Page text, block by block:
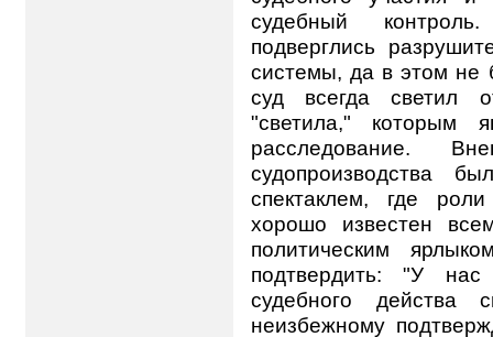
судебный
подверглись
системы, да в этом не
суд всегда светил
"светила," которым
расследование.
судопроизводства
спектаклем, где
хорошо известен
политическим
подтвердить: "У
судебного действа
неизбежному